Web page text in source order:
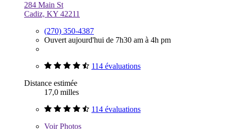
284 Main St
Cadiz, KY 42211
(270) 350-4387
Ouvert aujourd'hui de 7h30 am à 4h pm
114 évaluations
Distance estimée
17,0 milles
114 évaluations
VoirPhotos